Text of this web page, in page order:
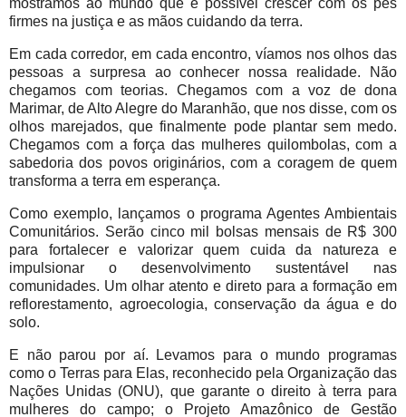
mostramos ao mundo que é possível crescer com os pés
firmes na justiça e as mãos cuidando da terra.
Em cada corredor, em cada encontro, víamos nos olhos das
pessoas a surpresa ao conhecer nossa realidade. Não
chegamos com teorias. Chegamos com a voz de dona
Marimar, de Alto Alegre do Maranhão, que nos disse, com os
olhos marejados, que finalmente pode plantar sem medo.
Chegamos com a força das mulheres quilombolas, com a
sabedoria dos povos originários, com a coragem de quem
transforma a terra em esperança.
Como exemplo, lançamos o programa Agentes Ambientais
Comunitários. Serão cinco mil bolsas mensais de R$ 300
para fortalecer e valorizar quem cuida da natureza e
impulsionar o desenvolvimento sustentável nas
comunidades. Um olhar atento e direto para a formação em
reflorestamento, agroecologia, conservação da água e do
solo.
E não parou por aí. Levamos para o mundo programas
como o Terras para Elas, reconhecido pela Organização das
Nações Unidas (ONU), que garante o direito à terra para
mulheres do campo; o Projeto Amazônico de Gestão